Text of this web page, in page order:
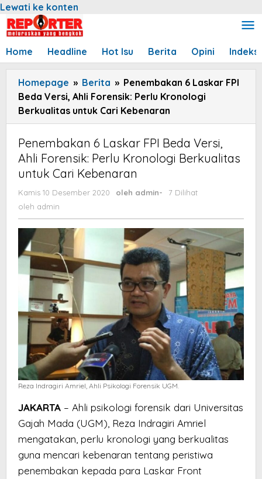
Lewati ke konten
Home Headline Hot Isu Berita Opini Indeks
Homepage » Berita » Penembakan 6 Laskar FPI
Beda Versi, Ahli Forensik: Perlu Kronologi
Berkualitas untuk Cari Kebenaran
Penembakan 6 Laskar FPI Beda Versi,
Ahli Forensik: Perlu Kronologi Berkualitas
untuk Cari Kebenaran
Kamis 10 Desember 2020 oleh admin-
7 Dilihat
oleh admin
Reza Indragiri Amriel, Ahli Psikologi Forensik UGM.
JAKARTA – Ahli psikologi forensik dari Universitas
Gajah Mada (UGM), Reza Indragiri Amriel
mengatakan, perlu kronologi yang berkualitas
guna mencari kebenaran tentang peristiwa
penembakan kepada para Laskar Front